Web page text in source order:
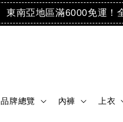
東南亞地區滿6000免運！
品牌總覽 內褲 上衣